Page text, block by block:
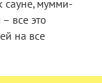
сауне, мумми-
все это
на все